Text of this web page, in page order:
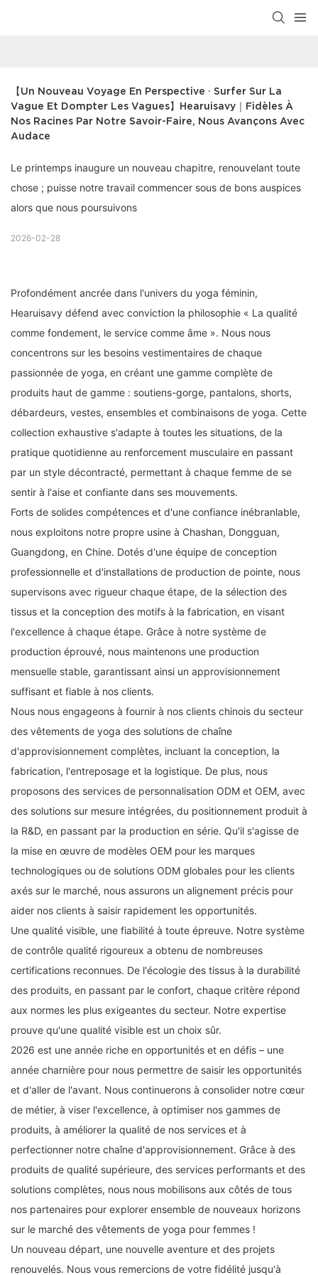
【Un Nouveau Voyage En Perspective · Surfer Sur La
Vague Et Dompter Les Vagues】Hearuisavy｜Fidèles À
Nos Racines Par Notre Savoir-Faire, Nous Avançons Avec
Audace
Le printemps inaugure un nouveau chapitre, renouvelant toute
chose ; puisse notre travail commencer sous de bons auspices
alors que nous poursuivons
2026-02-28
Profondément ancrée dans l'univers du yoga féminin,
Hearuisavy défend avec conviction la philosophie « La qualité
comme fondement, le service comme âme ». Nous nous
concentrons sur les besoins vestimentaires de chaque
passionnée de yoga, en créant une gamme complète de
produits haut de gamme : soutiens-gorge, pantalons, shorts,
débardeurs, vestes, ensembles et combinaisons de yoga. Cette
collection exhaustive s'adapte à toutes les situations, de la
pratique quotidienne au renforcement musculaire en passant
par un style décontracté, permettant à chaque femme de se
sentir à l'aise et confiante dans ses mouvements.
Forts de solides compétences et d'une confiance inébranlable,
nous exploitons notre propre usine à Chashan, Dongguan,
Guangdong, en Chine. Dotés d'une équipe de conception
professionnelle et d'installations de production de pointe, nous
supervisons avec rigueur chaque étape, de la sélection des
tissus et la conception des motifs à la fabrication, en visant
l'excellence à chaque étape. Grâce à notre système de
production éprouvé, nous maintenons une production
mensuelle stable, garantissant ainsi un approvisionnement
suffisant et fiable à nos clients.
Nous nous engageons à fournir à nos clients chinois du secteur
des vêtements de yoga des solutions de chaîne
d'approvisionnement complètes, incluant la conception, la
fabrication, l'entreposage et la logistique. De plus, nous
proposons des services de personnalisation ODM et OEM, avec
des solutions sur mesure intégrées, du positionnement produit à
la R&D, en passant par la production en série. Qu'il s'agisse de
la mise en œuvre de modèles OEM pour les marques
technologiques ou de solutions ODM globales pour les clients
axés sur le marché, nous assurons un alignement précis pour
aider nos clients à saisir rapidement les opportunités.
Une qualité visible, une fiabilité à toute épreuve. Notre système
de contrôle qualité rigoureux a obtenu de nombreuses
certifications reconnues. De l'écologie des tissus à la durabilité
des produits, en passant par le confort, chaque critère répond
aux normes les plus exigeantes du secteur. Notre expertise
prouve qu'une qualité visible est un choix sûr.
2026 est une année riche en opportunités et en défis – une
année charnière pour nous permettre de saisir les opportunités
et d'aller de l'avant. Nous continuerons à consolider notre cœur
de métier, à viser l'excellence, à optimiser nos gammes de
produits, à améliorer la qualité de nos services et à
perfectionner notre chaîne d'approvisionnement. Grâce à des
produits de qualité supérieure, des services performants et des
solutions complètes, nous nous mobilisons aux côtés de tous
nos partenaires pour explorer ensemble de nouveaux horizons
sur le marché des vêtements de yoga pour femmes !
Un nouveau départ, une nouvelle aventure et des projets
renouvelés. Nous vous remercions de votre fidélité jusqu'à